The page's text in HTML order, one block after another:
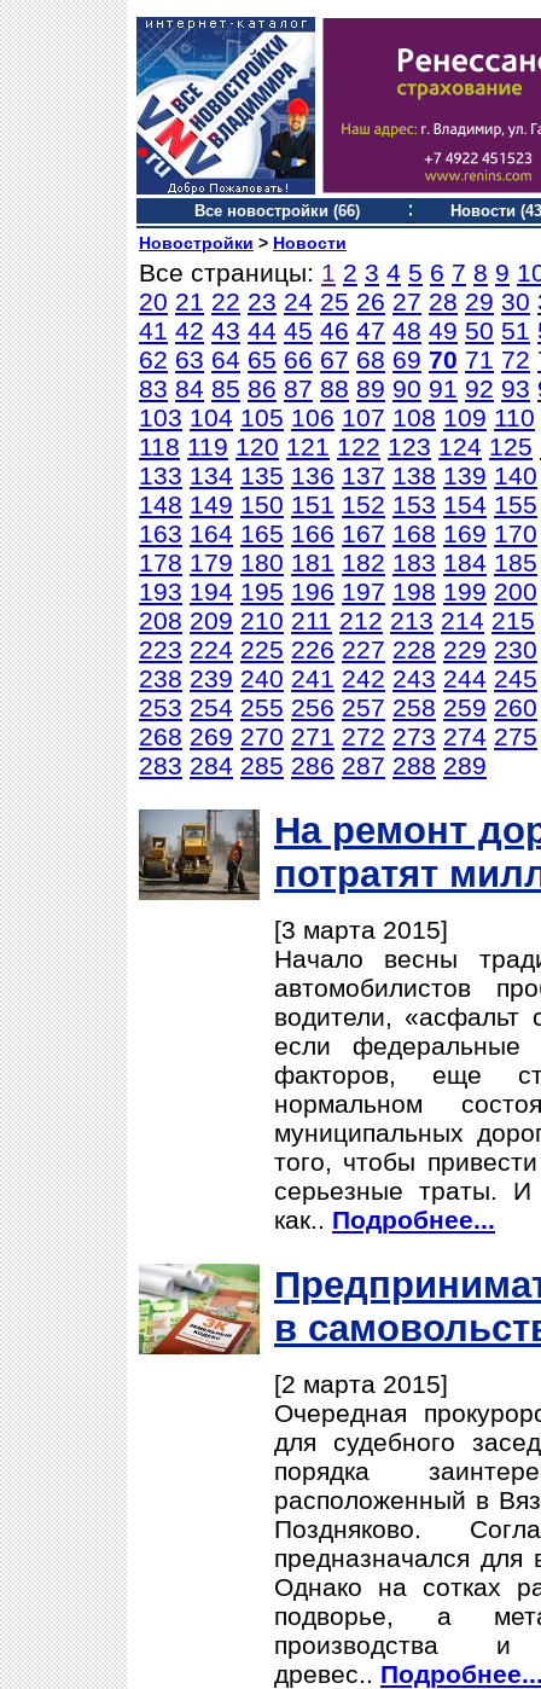
Все новостройки (66) Новости
Новостройки > Новости
Все страницы: 1 2 3 4 5 6 7 8 9
20 21 22 23 24 25 26 27 28 29 30
41 42 43 44 45 46 47 48 49 50 51
62 63 64 65 66 67 68 69 70 71 72
83 84 85 86 87 88 89 90 91 92 93
103 104 105 106 107 108 109 110
118 119 120 121 122 123 124 125
133 134 135 136 137 138 139 140
148 149 150 151 152 153 154 155
163 164 165 166 167 168 169 170
178 179 180 181 182 183 184 185
193 194 195 196 197 198 199 200
208 209 210 211 212 213 214 215
223 224 225 226 227 228 229 230
238 239 240 241 242 243 244 245
253 254 255 256 257 258 259 260
268 269 270 271 272 273 274 275
283 284 285 286 287 288 289
На ремонт
потратят
[3 марта 2015]
Начало весны
автомобилистов
водители, «асфальт
если федеральные
факторов, еще
нормальном
муниципальных
того, чтобы
серьезные траты. И
как.. Подробнее...
в
[2 марта 2015]
Очередная
для судебного
порядка
расположенный в
Поздняково.
предназначался для
Однако на сотках
подворье, а
производства и
древес..